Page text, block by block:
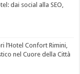
dai social alla SEO,
l’Hotel Confort Rimini,
nel Cuore della Città